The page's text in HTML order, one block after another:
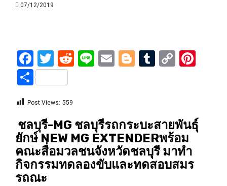
07/12/2019
Facebook
Twitter
Reddit
LineEmailBlogger
Tumblr
Copy
Share
Post Views: 559
ชลบุรี-MG ชลบุรีรถกระบะสายพันธุ์
ยักษ์ NEW MG EXTENDERพร้อม
คณะสื่อมวลชนจังหวัดชลบุรี มาทำ
กิจกรรมทดลองขับและทดสอบสมร
รถณะ